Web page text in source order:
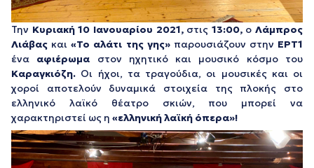
Την Κυριακή 10 Ιανουαρίου 2021, στις 13:00, ο Λάμπρος
Λιάβας και«Το αλάτι της γης»παρουσιάζουν στην ΕΡΤ1
ένα αφιέρωμα στον ηχητικό και μουσικό κόσμο του
Καραγκιόζη. Οι ήχοι, τα τραγούδια, οι μουσικές και οι
χοροί αποτελούν δυναμικά στοιχεία της πλοκής στο
ελληνικό λαϊκό θέατρο σκιών, που μπορεί να
χαρακτηριστεί ως η «ελληνική λαϊκή όπερα»!